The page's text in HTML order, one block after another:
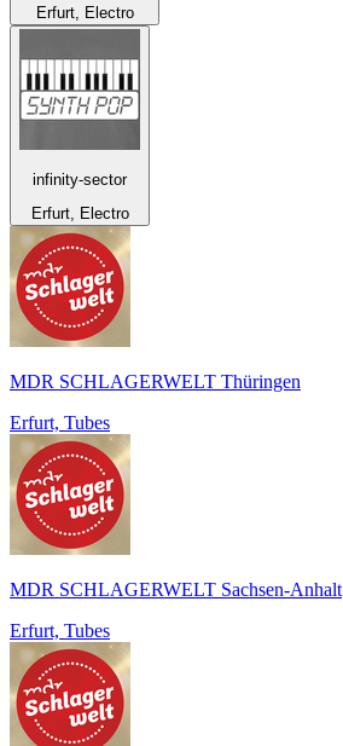
Erfurt, Electro
infinity-sector
Erfurt, Electro
MDR SCHLAGERWELT Thüringen
Erfurt, Tubes
MDR SCHLAGERWELT Sachsen-Anhalt
Erfurt, Tubes